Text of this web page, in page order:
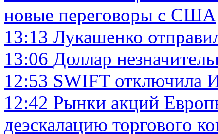
новые переговоры с США
13:13 Лукашенко
13:06 Доллар
12:53 SWIFT отключила
12:42 Рынки акций
деэскалацию торгового